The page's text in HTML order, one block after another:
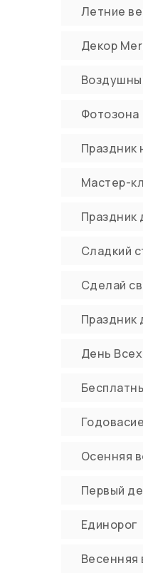
Летние
Декор
Фотозона
Праздник
Мастер-
Праздник
Сладкий
Сделай
Праздник
День
Годовасие
Осенняя
Первый
Единорог
Весенняя